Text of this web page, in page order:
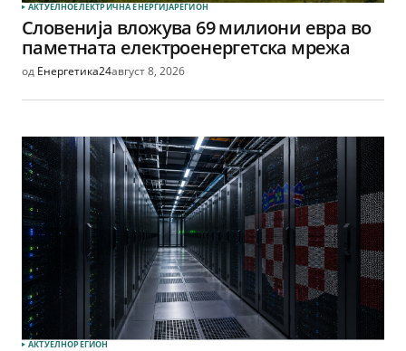
АКТУЕЛНОЕЛЕКТРИЧНА ЕНЕРГИЈАРЕГИОН
Словенија вложува 69 милиони евра во
паметната електроенергетска мрежа
од Енергетика24август 8, 2026
АКТУЕЛНОРЕГИОН